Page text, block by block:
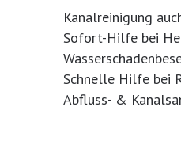
Kanalreinigung
Sofort-Hilfe bei
Schnelle Hilfe bei
Abfluss- &